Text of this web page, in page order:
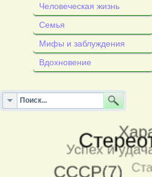
Человеческая жизнь
Семья
Мифы и заблуждения
Вдохновение